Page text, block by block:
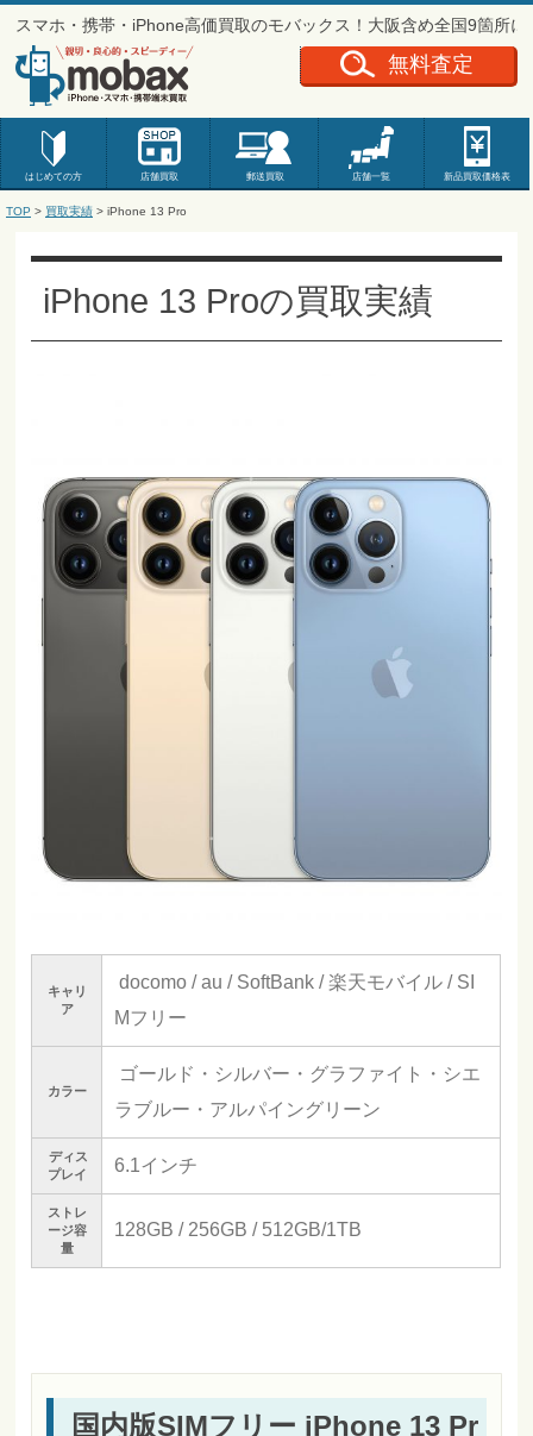
スマホ・携帯・iPhone高価買取のモバックス！大阪含め全国9箇所に
はじめての方 店舗買取 郵送買取 店舗一覧 新品買取価格表
無料査定
TOP > 買取実績 > iPhone 13 Pro
iPhone 13 Proの買取実績
キャリ
ア
docomo / au / SoftBank / 楽天モバイル / SI
Mフリー
カラー
ゴールド・シルバー・グラファイト・シエ
ラブルー・アルパイングリーン
ディス
プレイ
6.1インチ
ストレ
ージ容
量
128GB / 256GB / 512GB/1TB
国内版SIMフリー iPhone 13 Pr